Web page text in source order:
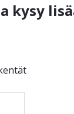
kysy